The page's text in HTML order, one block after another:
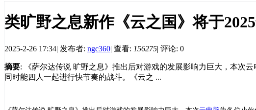
类旷野之息新作《云之国》将于
2025-2-26 17:34| 发布者: ngc360| 查看: 156275| 评论: 0
摘要: 《萨尔达传说 旷野之息》推出后对游戏的发展影响力巨大，本次
同时能四人一起进行快节奏的战斗。《云之 ...